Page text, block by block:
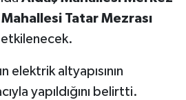
Tatar Mezrası
elektrik altyapısının
yapıldığını belirtti.